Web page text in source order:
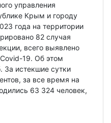
управления
Крым и городу
года на территории
82 случая
всего выявлено
19. Об этом
За истекшие сутки
за все время на
63 324 человек,